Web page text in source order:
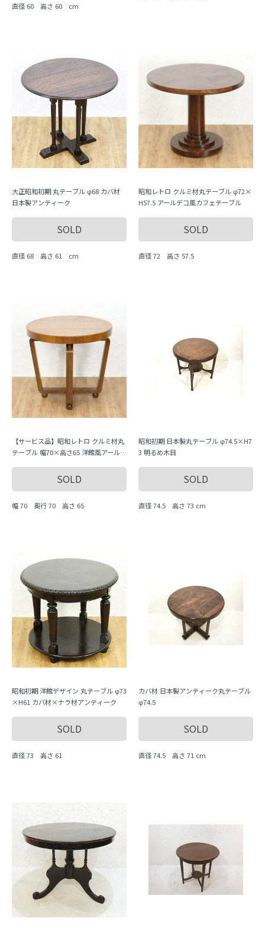
直径 60 高さ 60 cm
大正昭和初期 丸テーブル φ68 カバ材
日本製アンティーク
SOLD
直径 68 高さ 61 cm
昭和レトロ クルミ材丸テーブル φ72×
H57.5 アールデコ風カフェテーブル
SOLD
直径 72 高さ 57.5
【サービス品】昭和レトロ クルミ材丸
テーブル 幅70×高さ65 洋館風アール
SOLD
幅 70 奥行 70 高さ 65
昭和初期 日本製丸テーブル φ74.5×H7
3 明るめ木目
SOLD
直径 74.5 高さ 73 cm
昭和初期 洋館デザイン 丸テーブル φ73
×H61 カバ材×ナラ材アンティーク
SOLD
直径 73 高さ 61
カバ材 日本製アンティーク丸テーブル
φ74.5
SOLD
直径 74.5 高さ 71 cm